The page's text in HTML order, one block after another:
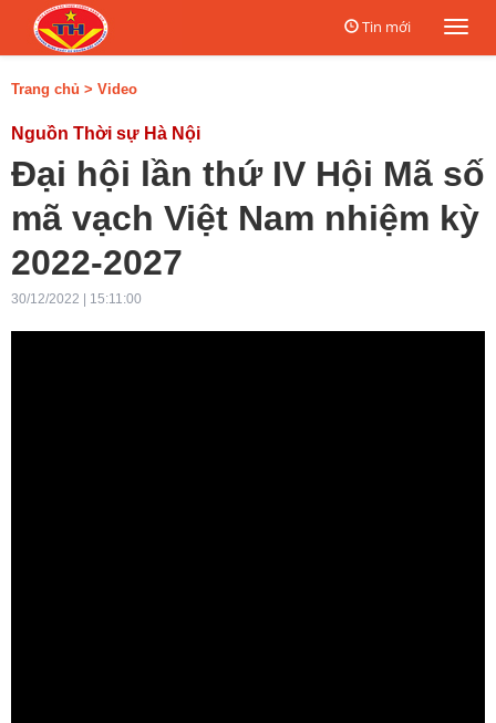
Tin mới
Trang chủ > Video
Nguồn Thời sự Hà Nội
Đại hội lần thứ IV Hội Mã số
mã vạch Việt Nam nhiệm kỳ
2022-2027
30/12/2022 | 15:11:00